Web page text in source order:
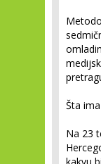
Šta
Na 23